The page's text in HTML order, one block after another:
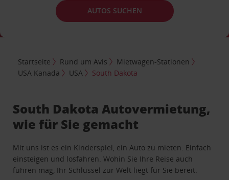
AUTOS SUCHEN
Startseite Rund um Avis
Mietwagen-Stationen
USA Kanada
USA South Dakota
South Dakota Autovermietung,
wie für Sie gemacht
Mit uns ist es ein Kinderspiel, ein Auto zu mieten. Einfach
einsteigen und losfahren. Wohin Sie Ihre Reise auch
führen mag, Ihr Schlüssel zur Welt liegt für Sie bereit.